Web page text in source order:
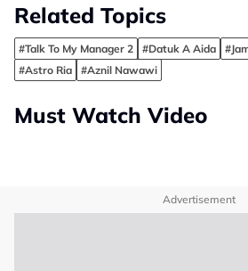
Related Topics
#Talk To My Manager 2 #Datuk A Aida
#Astro Ria
#Aznil Nawawi
Must Watch Video
Advertisement